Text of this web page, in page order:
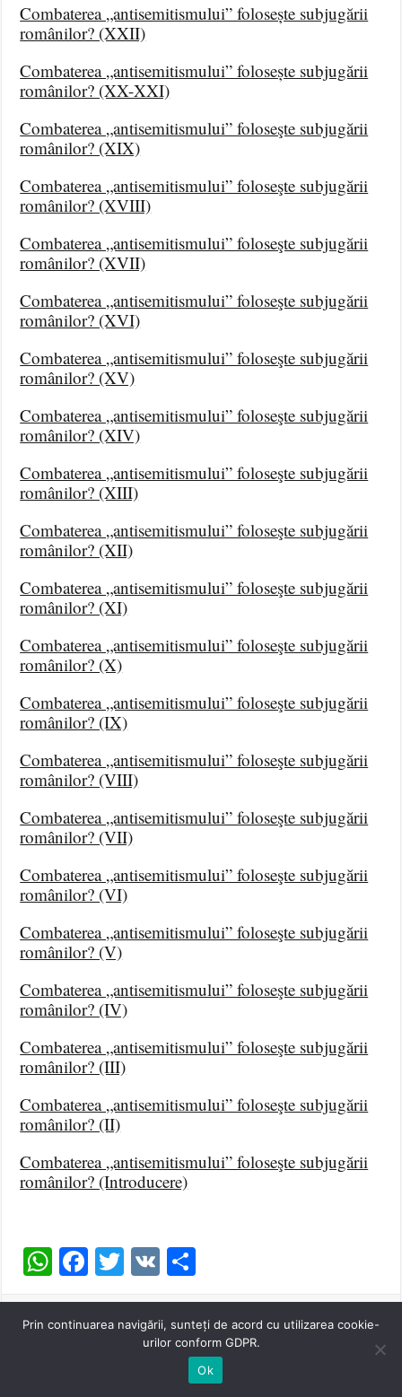
Combaterea „antisemitismului” folosește subjugării
românilor? (XXII)
Combaterea „antisemitismului” folosește subjugării
românilor? (XX-XXI)
Combaterea „antisemitismului” foloseşte subjugării
românilor? (XIX)
Combaterea „antisemitismului” foloseşte subjugării
românilor? (XVIII)
Combaterea „antisemitismului” foloseşte subjugării
românilor? (XVII)
Combaterea „antisemitismului” foloseşte subjugării
românilor? (XVI)
Combaterea „antisemitismului” foloseşte subjugării
românilor? (XV)
Combaterea „antisemitismului” foloseşte subjugării
românilor? (XIV)
Combaterea „antisemitismului” foloseşte subjugării
românilor? (XIII)
Combaterea „antisemitismului” foloseşte subjugării
românilor? (XII)
Combaterea „antisemitismului” foloseşte subjugării
românilor? (XI)
Combaterea „antisemitismului” foloseşte subjugării
românilor? (X)
Combaterea „antisemitismului” foloseşte subjugării
românilor? (IX)
Combaterea „antisemitismului” foloseşte subjugării
românilor? (VIII)
Combaterea „antisemitismului” foloseşte subjugării
românilor? (VII)
Combaterea „antisemitismului” foloseşte subjugării
românilor? (VI)
Combaterea „antisemitismului” foloseşte subjugării
românilor? (V)
Combaterea „antisemitismului” foloseşte subjugării
românilor? (IV)
Combaterea „antisemitismului” foloseşte subjugării
românilor? (III)
Combaterea „antisemitismului” foloseşte subjugării
românilor? (II)
Combaterea „antisemitismului” foloseşte subjugării
românilor? (Introducere)
WhatsApp
Facebook
Twitter
VK
Prin continuarea navigării, sunteți de acord cu utilizarea cookie-
urilor conform GDPR.
Ok